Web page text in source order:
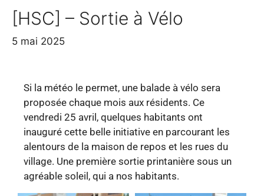
[HSC] – Sortie à Vélo
5 mai 2025
Si la météo le permet, une balade à vélo sera
proposée chaque mois aux résidents. Ce
vendredi 25 avril, quelques habitants ont
inauguré cette belle initiative en parcourant les
alentours de la maison de repos et les rues du
village. Une première sortie printanière sous un
agréable soleil, qui a nos habitants.